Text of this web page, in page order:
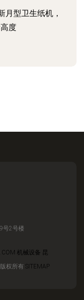
月型卫生纸机，
度
号2号楼
机械设备 昆
版权所有 SITEMAP